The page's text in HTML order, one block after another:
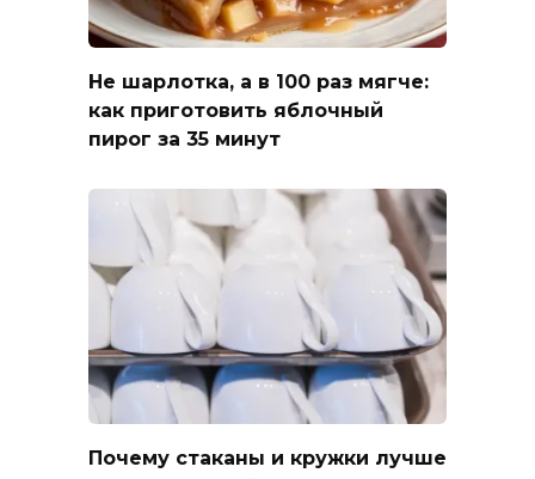
Не шарлотка, а в 100 раз мягче:
как приготовить яблочный
пирог за 35 минут
Почему стаканы и кружки лучше